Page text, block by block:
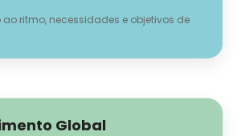
ritmo, necessidades e objetivos de
Global